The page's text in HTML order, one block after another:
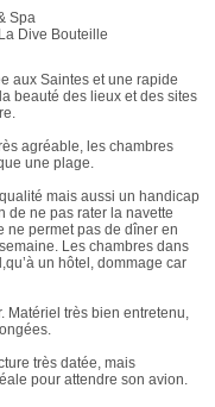
Spa
Dive Bouteille
aux Saintes et une rapide
beauté des lieux et des sites
agréable, les chambres
une plage.
mais aussi un handicap
de ne pas rater la navette
ne permet pas de dîner en
Les chambres dans
un hôtel, dommage car
Matériel très bien entretenu,
très datée, mais
pour attendre son avion.